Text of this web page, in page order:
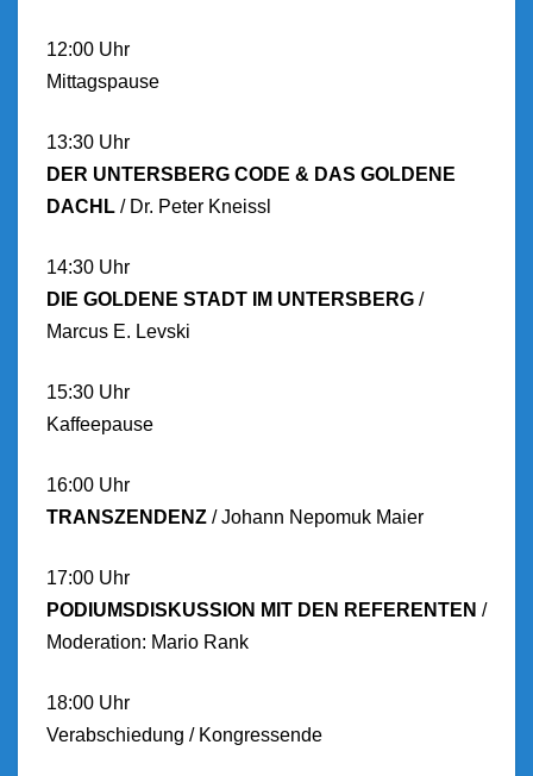
12:00 Uhr
Mittagspause
13:30 Uhr
​DER UNTERSBERG C​ODE & DAS GOLDENE
DACHL​ / ​Dr. Peter Kneissl
14:30 Uhr
DIE GOLDENE STADT IM UNTERSBERG / ​
Marcus E. Levski
15:30 Uhr
Kaffeepause
16:​00 Uhr
​​​TRANSZENDENZ​ / ​​​​Johann Nepomuk Maier
17:00 Uhr
​PODIUMSDISKUSSION MIT DEN REFERENTEN ​​ ​/
​​Moderation: Mario Rank
18:00 Uhr
Verabschiedung / Kongressende